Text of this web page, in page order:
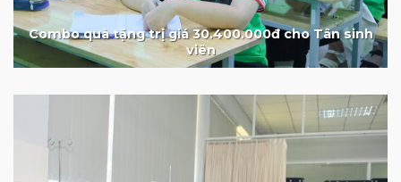
Combo quà tặng trị giá 30.400.000đ cho Tân sinh
viên